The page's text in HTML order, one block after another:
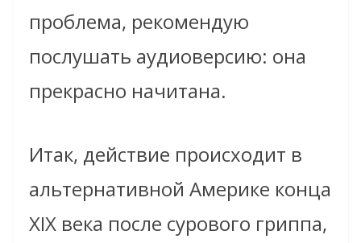
проблема, рекомендую
послушать аудиоверсию: она
прекрасно начитана.
Итак, действие происходит в
альтернативной Америке конца
XIX века после сурового гриппа,